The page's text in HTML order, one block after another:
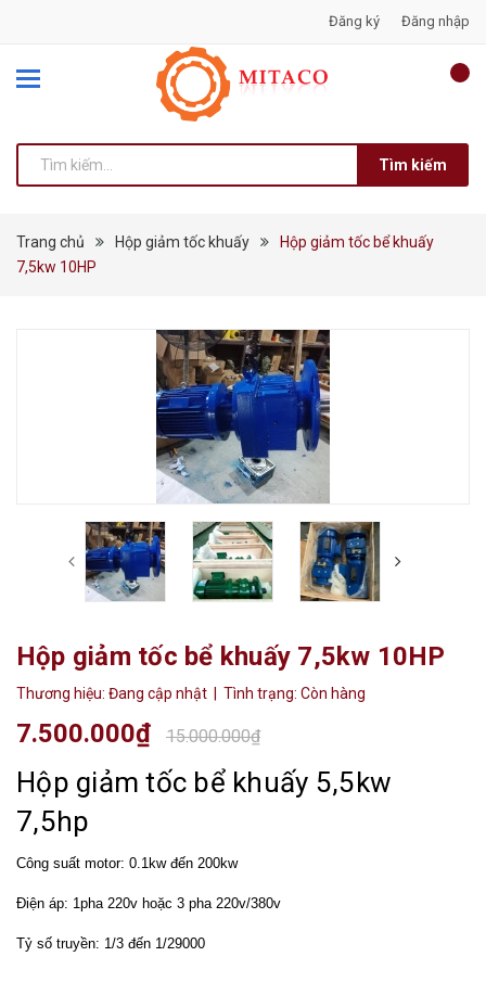
Đăng ký Đăng nhập
Tìm kiếm
Trang chủ Hộp giảm tốc khuấy
Hộp giảm tốc bể khuấy
7,5kw 10HP
Hộp giảm tốc bể khuấy 7,5kw 10HP
Thương hiệu: Đang cập nhật | Tình trạng: Còn hàng
7.500.000₫ 15.000.000₫
Hộp giảm tốc bể khuấy 5,5kw
7,5hp
Công suất motor: 0.1kw đến 200kw
Điện áp: 1pha 220v hoặc 3 pha 220v/380v
Tỷ số truyền: 1/3 đến 1/29000